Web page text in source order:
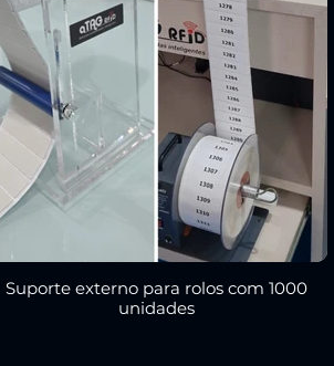
Suporte externo para rolos com 1000
unidades